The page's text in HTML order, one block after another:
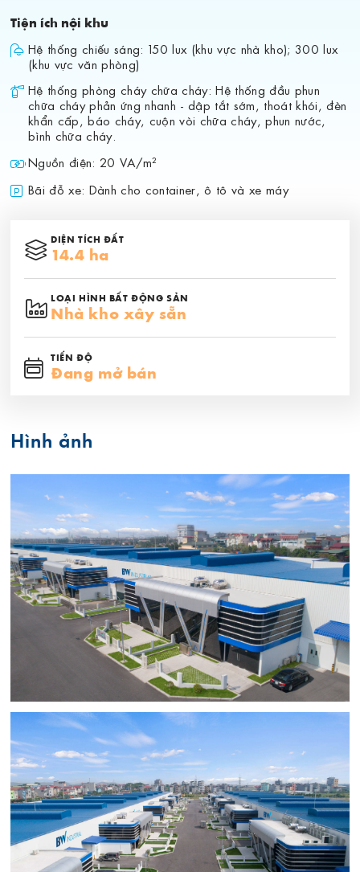
Tiện ích nội khu
Hệ thống chiếu sáng: 150 lux (khu vực nhà kho); 300 lux
(khu vực văn phòng)
Hệ thống phòng cháy chữa cháy: Hệ thống đầu phun
chữa cháy phản ứng nhanh - dập tắt sớm, thoát khói, đèn
khẩn cấp, báo cháy, cuộn vòi chữa cháy, phun nước,
bình chữa cháy.
Nguồn điện: 20 VA/m²
Bãi đỗ xe: Dành cho container, ô tô và xe máy
DIỆN TÍCH ĐẤT
14.4 ha
LOẠI HÌNH BẤT ĐỘNG SẢN
Nhà kho xây sẵn
TIẾN ĐỘ
Đang mở bán
Hình ảnh